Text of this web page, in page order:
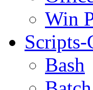
Win
Scripts-
Bash